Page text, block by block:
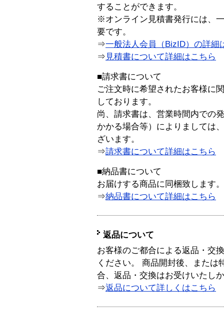
することができます。
※オンライン見積書発行には、
要です。
⇒一般法人会員（BizID）の詳細
⇒ 見積書について詳細はこちら
■請求書について
ご注文時に希望されたお客様に
しております。
尚、請求書は、営業時間内での
かかる場合等）によりましては
ざいます。
⇒請求書について詳細はこちら
■納品書について
お届けする商品に同梱致します。
⇒納品書について詳細はこちら
返品について
お客様のご都合による返品・交
ください。 商品開封後、または
合、返品・交換はお受けいたし
⇒返品について詳しくはこちら